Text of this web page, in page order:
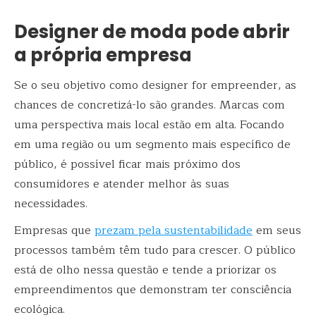
Designer de moda pode abrir
a própria empresa
Se o seu objetivo como designer for empreender, as
chances de concretizá-lo são grandes. Marcas com
uma perspectiva mais local estão em alta. Focando
em uma região ou um segmento mais específico de
público, é possível ficar mais próximo dos
consumidores e atender melhor às suas
necessidades.
Empresas que prezam pela sustentabilidadeem seus
processos também têm tudo para crescer. O público
está de olho nessa questão e tende a priorizar os
empreendimentos que demonstram ter consciência
ecológica.